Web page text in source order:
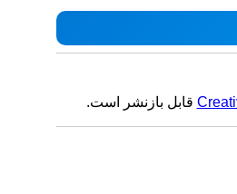
قابل بازنشر است.